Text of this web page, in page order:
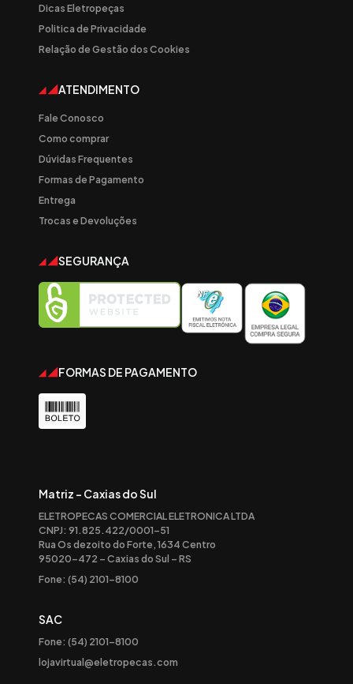
Dicas Eletropeças
Politica de Privacidade
Relação de Gestão dos Cookies
ATENDIMENTO
Fale Conosco
Como comprar
Dúvidas Frequentes
Formas de Pagamento
Entrega
Trocas e Devoluções
SEGURANÇA
FORMAS DE PAGAMENTO
Matriz - Caxias do Sul
ELETROPECAS COMERCIAL ELETRONICA LTDA
CNPJ: 91.825.422/0001-51
Rua Os dezoito do Forte, 1634 Centro
95020-472 – Caxias do Sul – RS
Fone: (54) 2101-8100
SAC
Fone: (54) 2101-8100
lojavirtual@eletropecas.com